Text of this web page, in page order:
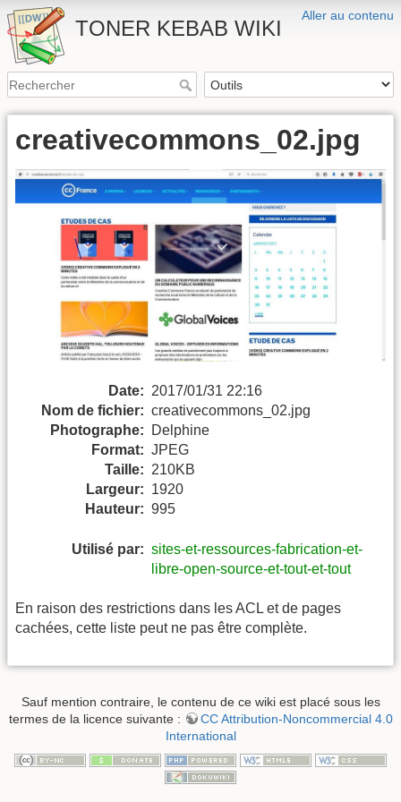
Aller au contenu
TONER KEBAB WIKI
creativecommons_02.jpg
Date: 2017/01/31 22:16
Nom de fichier: creativecommons_02.jpg
Photographe:
Delphine
Format: JPEG
Taille: 210KB
Largeur: 1920
Hauteur: 995
Utilisé par: sites-et-ressources-fabrication-et-
libre-open-source-et-tout-et-tout
En raison des restrictions dans les ACL et de pages
cachées, cette liste peut ne pas être complète.
Sauf mention contraire, le contenu de ce wiki est placé sous les
termes de la licence suivante :
CC Attribution-Noncommercial 4.0
International